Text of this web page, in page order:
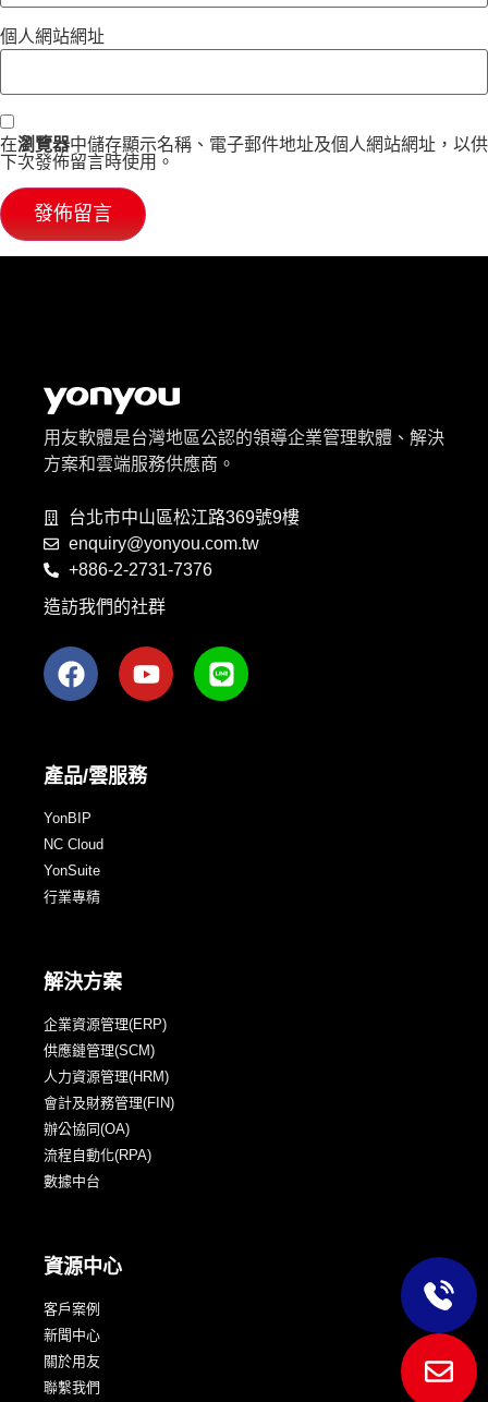
個人網站網址
在瀏覽器中儲存顯示名稱、電子郵件地址及個人網站網址，以供
下次發佈留言時使用。
用友軟體是台灣地區公認的領導企業管理軟體、解決
方案和雲端服務供應商。
台北市中山區松江路369號9樓
enquiry@yonyou.com.tw
+886-2-2731-7376
造訪我們的社群
產品/雲服務
YonBIP
NC Cloud
YonSuite
行業專精
解決方案
企業資源管理(ERP)
供應鏈管理(SCM)
人力資源管理(HRM)
會計及財務管理(FIN)
辦公協同(OA)
流程自動化(RPA)
數據中台
資源中心
客戶案例
新聞中心
關於用友
聯繫我們